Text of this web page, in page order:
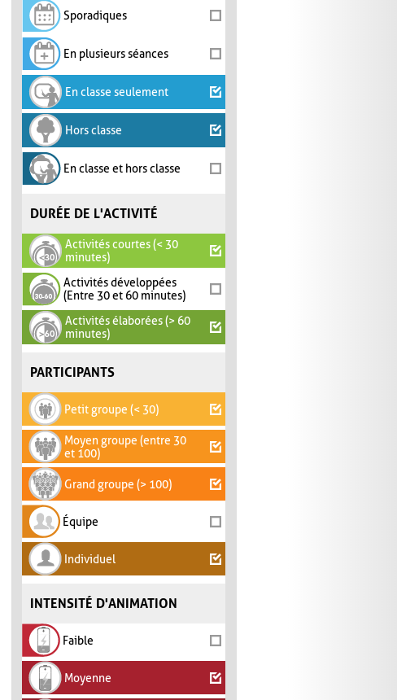
Sporadiques
En plusieurs séances
En classe seulement
Hors classe
En classe et hors classe
DURÉE DE L'ACTIVITÉ
Activités courtes (< 30
minutes)
Activités développées
(Entre 30 et 60 minutes)
Activités élaborées (> 60
minutes)
PARTICIPANTS
Petit groupe (< 30)
Moyen groupe (entre 30
et 100)
Grand groupe (> 100)
Équipe
Individuel
INTENSITÉ D'ANIMATION
Faible
Moyenne